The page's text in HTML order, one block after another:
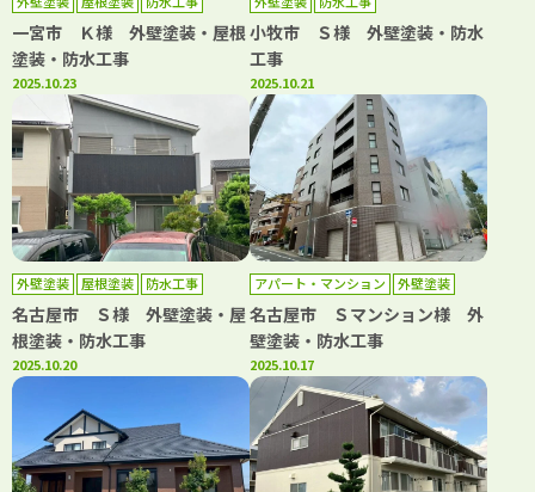
一宮市 Ｋ様 外壁塗装・屋根
塗装・防水工事
2025.10.23
小牧市 Ｓ様 外壁塗装・防水
工事
2025.10.21
外壁塗装 屋根塗装 防水工事
名古屋市 Ｓ様 外壁塗装・屋
根塗装・防水工事
2025.10.20
アパート・マンション
外壁塗装
防水工事
名古屋市 Ｓマンション様 外
壁塗装・防水工事
2025.10.17